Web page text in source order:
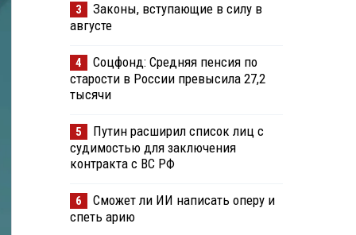
3
Законы, вступающие в силу в
августе
4
Соцфонд: Средняя пенсия по
старости в России превысила 27,2
тысячи
5
Путин расширил список лиц с
судимостью для заключения
контракта с ВС РФ
6
Сможет ли ИИ написать оперу и
спеть арию